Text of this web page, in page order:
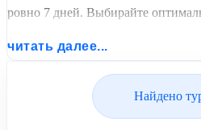
ровно 7 дней. Выбирайте
отдых по лучшим ценам.
читать далее...
Найдено